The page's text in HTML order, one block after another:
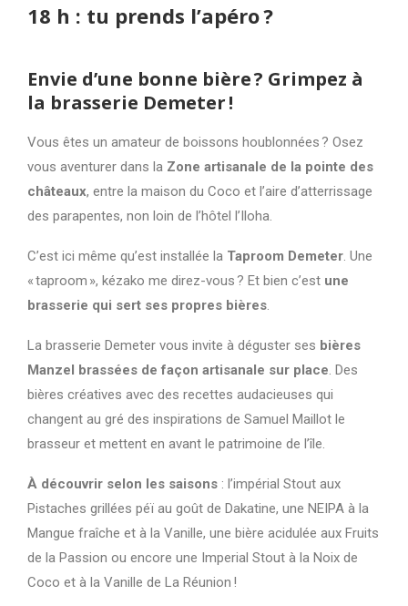
18 h : tu prends l’apéro ?
Envie d’une bonne bière ? Grimpez à
la brasserie Demeter !
Vous êtes un amateur de boissons houblonnées ? Osez
vous aventurer dans la Zone artisanale de la pointe des
châteaux, entre la maison du Coco et l’aire d’atterrissage
des parapentes, non loin de l’hôtel l’Iloha.
C’est ici même qu’est installée la Taproom Demeter. Une
« taproom », kézako me direz-vous ? Et bien c’est une
brasserie qui sert ses propres bières.
La brasserie Demeter vous invite à déguster ses bières
Manzel brassées de façon artisanale sur place. Des
bières créatives avec des recettes audacieuses qui
changent au gré des inspirations de Samuel Maillot le
brasseur et mettent en avant le patrimoine de l’île.
À découvrir selon les saisons : l’impérial Stout aux
Pistaches grillées péï au goût de Dakatine, une NEIPA à la
Mangue fraîche et à la Vanille, une bière acidulée aux Fruits
de la Passion ou encore une Imperial Stout à la Noix de
Coco et à la Vanille de La Réunion !